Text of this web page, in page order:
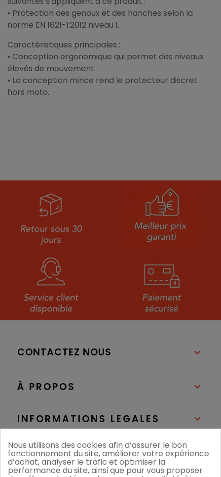
• Protection des genoux et des hanches selon la
norme EN 1621-1:2012 niveau 1.
Caractéristiques principales :
• Conception ergonomique qui permet des niveaux
élevés de mouvement.
• La conception mince rend le protecteur discret
hors moto.
CONTACTEZ NOUS 
À PROPOS 
INFORMATIONS LEGALES 
NOS BOUTIQUES 
Nous utilisons des cookies afin d’assurer le bon
fonctionnement du site, améliorer votre expérience
d’achat, analyser le trafic et optimiser la
performance du site, ainsi que pour vous proposer